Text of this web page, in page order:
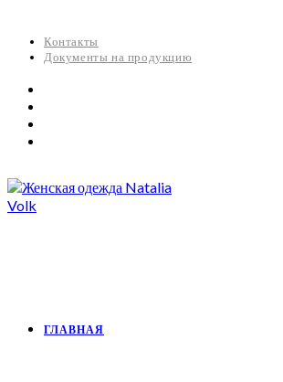
Контакты
Документы на продукцию
ГЛАВНАЯ